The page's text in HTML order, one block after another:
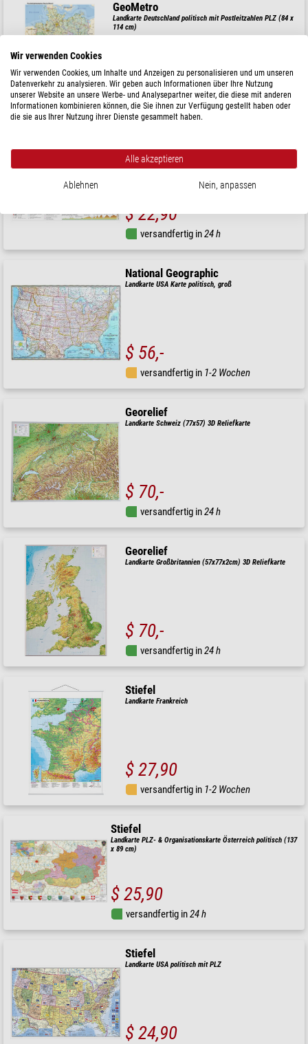
GeoMetro
Landkarte Deutschland politisch mit Postleitzahlen PLZ (84 x
114 cm)
$ 18,90
versandfertig in1-2 Wochen
$ 22,90
versandfertig in24 h
National Geographic
Landkarte USA Karte politisch, groß
$ 56,-
versandfertig in 1-2 Wochen
Georelief
Landkarte Schweiz (77x57) 3D Reliefkarte
$ 70,-
versandfertig in24 h
Georelief
Landkarte Großbritannien (57x77x2cm) 3D Reliefkarte
$ 70,-
versandfertig in24 h
Stiefel
Landkarte Frankreich
$ 27,90
versandfertig in 1-2 Wochen
Stiefel
Landkarte PLZ- & Organisationskarte Österreich politisch (137
x 89 cm)
$ 25,90
versandfertig in24 h
Stiefel
Landkarte USA politisch mit PLZ
$ 24,90
Wir verwenden Cookies
Wir verwenden Cookies, um Inhalte und Anzeigen zu personalisieren und um unseren
Datenverkehr zu analysieren. Wir geben auch Informationen über Ihre Nutzung
unserer Website an unsere Werbe- und Analysepartner weiter, die diese mit anderen
Informationen kombinieren können, die Sie ihnen zur Verfügung gestellt haben oder
die sie aus Ihrer Nutzung ihrer Dienste gesammelt haben.
Alle akzeptieren
Ablehnen Nein, anpassen